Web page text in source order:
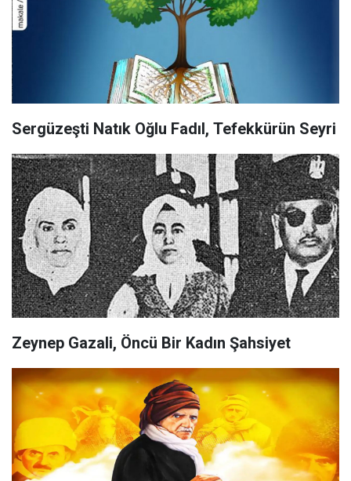
Sergüzeşti Natık Oğlu Fadıl, Tefekkürün Seyri
Zeynep Gazali, Öncü Bir Kadın Şahsiyet